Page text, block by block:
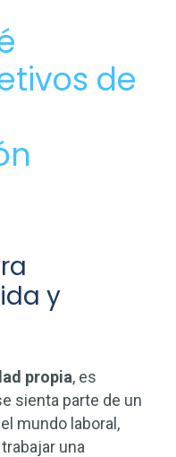
de
y
propia, es
sienta parte de un
mundo laboral,
una